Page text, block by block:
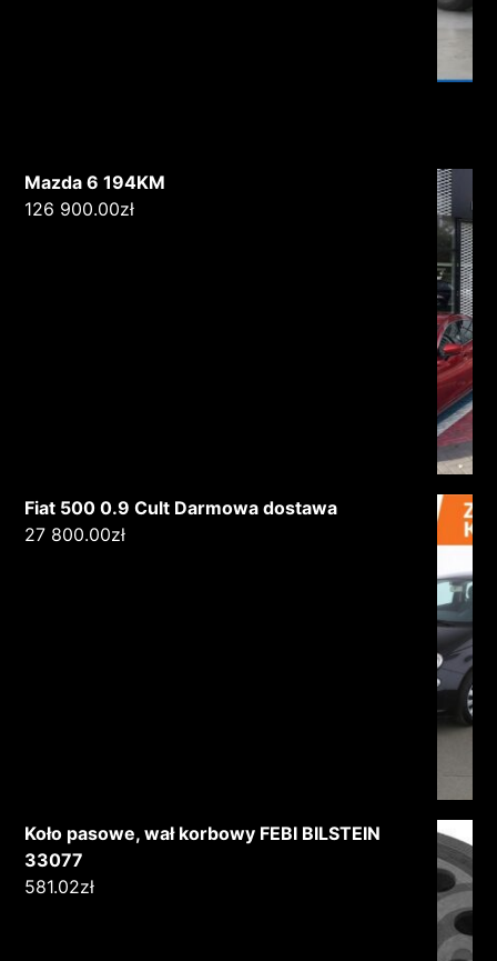
Mazda 6 194KM
126 900.00zł
Fiat 500 0.9 Cult Darmowa dostawa
27 800.00zł
Koło pasowe, wał korbowy FEBI BILSTEIN
33077
581.02zł